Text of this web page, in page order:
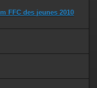
FFC des jeunes 2010